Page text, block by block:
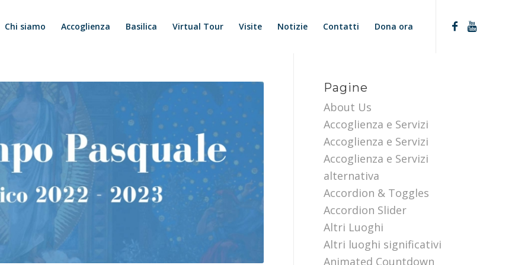
Chi siamo Accoglienza Basilica Virtual Tour Visite Notizie Contatti Dona ora
Pagine
About Us
Accoglienza e Servizi
Accoglienza e Servizi
Accoglienza e Servizi
alternativa
Accordion & Toggles
Accordion Slider
Altri Luoghi
Altri luoghi significativi
Animated Countdown